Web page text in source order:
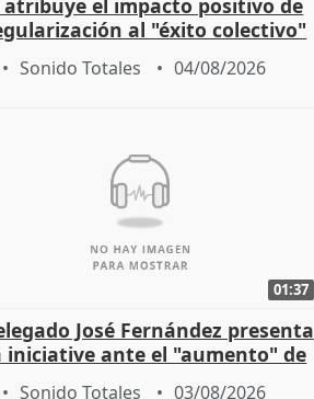
al "éxito colectivo"
Sonido Totales 04/08/2026
01:37
José Fernández presenta
iniciative ante el "aumento" de
sin hogar en Madri
Sonido Totales 03/08/2026